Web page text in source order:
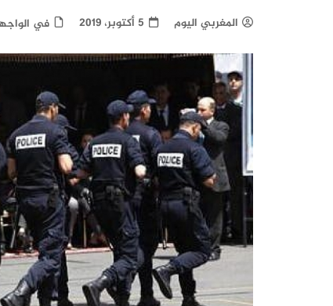
المغربي اليوم 5 أكتوبر، 2019 في